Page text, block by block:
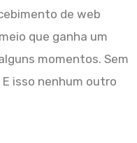
de web
que ganha um
momentos. Sem
isso nenhum outro